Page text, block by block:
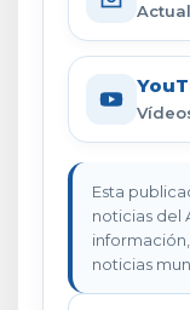
Esta
noticias del
noticias